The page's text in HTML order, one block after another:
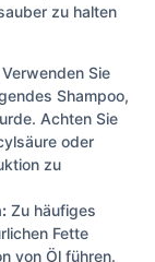
zu halten
Verwenden Sie
Shampoo,
Achten Sie
oder
zu
Zu häufiges
Fette
von Öl führen.